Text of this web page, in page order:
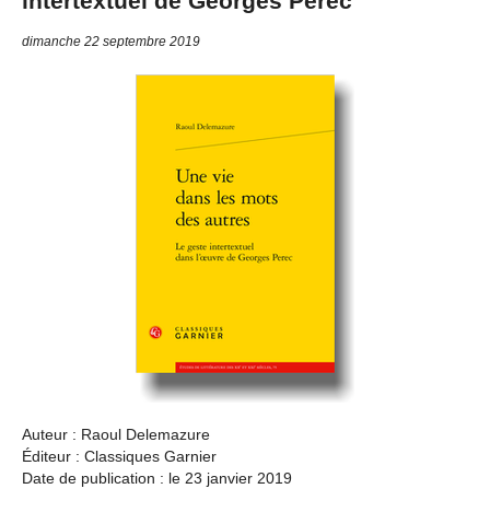
dimanche 22 septembre 2019
Auteur : Raoul Delemazure
Éditeur : Classiques Garnier
Date de publication : le 23 janvier 2019